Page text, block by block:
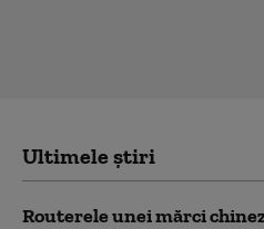
Ultimele știri
Routerele unei mărci